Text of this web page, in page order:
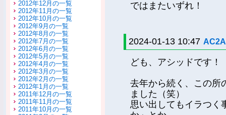
2012年12月の一覧
2012年11月の一覧
2012年10月の一覧
2012年9月の一覧
2012年8月の一覧
2012年7月の一覧
2012年6月の一覧
2012年5月の一覧
2012年4月の一覧
2012年3月の一覧
2012年2月の一覧
2012年1月の一覧
2011年12月の一覧
2011年11月の一覧
2011年10月の一覧
ではまたいずれ！
2024-01-13 10:47
ども、アシッドです！
去年から続く、この所
ました（笑）
思い出してもイラつく